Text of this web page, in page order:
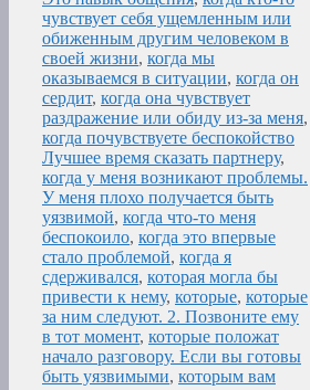
чувствует себя ущемленным или
обиженным другим человеком в
своей жизни, когда мы
оказываемся в ситуации, когда он
сердит, когда она чувствует
раздражение или обиду из-за меня,
когда почувствуете беспокойство
Лучшее время сказать партнеру,
когда у меня возникают проблемы.
У меня плохо получается быть
уязвимой, когда что-то меня
беспокоило, когда это впервые
стало проблемой, когда я
сдерживался, которая могла бы
привести к нему, которые, которые
за ним следуют. 2. Позвоните ему
в тот момент, которые положат
начало разговору. Если вы готовы
быть уязвимыми, которым вам